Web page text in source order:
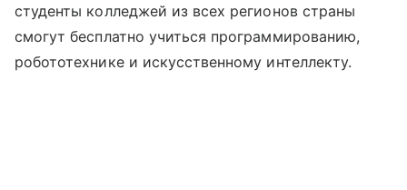
студенты колледжей из всех регионов страны
смогут бесплатно учиться программированию,
робототехнике и искусственному интеллекту.